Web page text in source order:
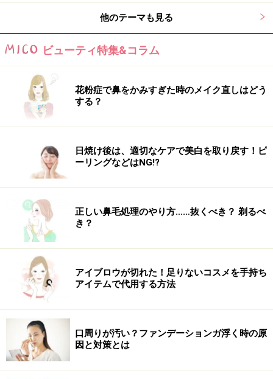
エステ慣れした男性にはキャビテーションなども人気だそう
清水氏： リピーターの方ですとそれほどの違いはないん
ですが、普段殆どお手入れをしない方にいきなり強いケ
アをしてしまうと、後日余計に乾燥してしまったりする
ので、そのあたりは使用するピーリングコスメなどで調
節をしています。それから、男性の方はハンドトリート
メントが好きな方が多いので首、デコルテのマッサージ
が付いたフェイシャルが人気ですね。
いんですね。
ずらりと並んだ高級コスメがエベッラの特徴
清水氏：
そうですね。ですから最初にお見えの方にはマ
シンなどの複雑な工程が必要なメニューより、背中のオ
イルマッサージなどの心地よいメニューをお勧めしてい
ます。その後で興味のある方にはコスメをご紹介した
他のテーマも見る
ビューティ特集&コラム
花粉症で鼻をかみすぎた時のメイク直しはどう
する？
日焼け後は、適切なケアで美白を取り戻す！ピ
ーリングなどはNG!?
正しい鼻毛処理のやり方……抜くべき？ 剃るべ
き？
アイブロウが切れた！足りないコスメを手持ち
アイテムで代用する方法
口周りが汚い？ファンデーションガ浮く時の原
因と対策とは